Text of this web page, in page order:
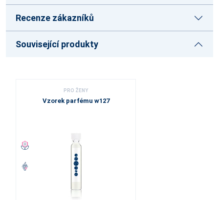
Recenze zákazníků
Související produkty
PRO ŽENY
Vzorek parfému w127